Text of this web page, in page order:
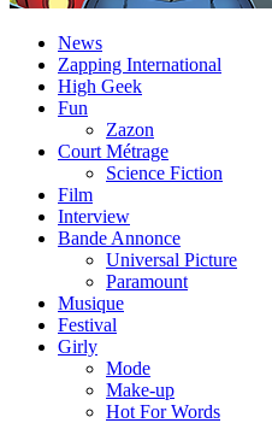
News
Zapping International
High Geek
Fun
Zazon
Court Métrage
Science Fiction
Film
Interview
Bande Annonce
Universal Picture
Paramount
Musique
Festival
Girly
Mode
Make-up
Hot For Words